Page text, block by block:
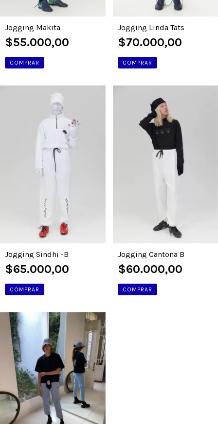
Jogging Makita
$55.000,00
COMPRAR
Jogging Linda Tats
$70.000,00
COMPRAR
Jogging Sindhi -B
$65.000,00
COMPRAR
Jogging Cantona B
$60.000,00
COMPRAR